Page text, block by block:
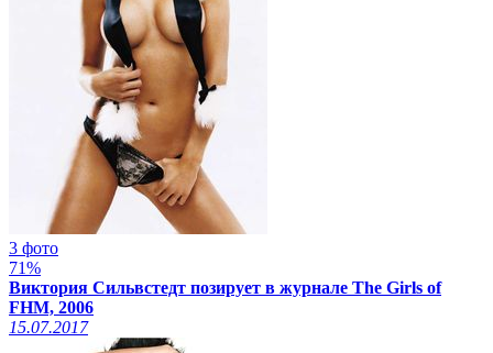
3 фото
71%
Виктория Сильвстедт позирует в журнале The Girls of
FHM, 2006
15.07.2017